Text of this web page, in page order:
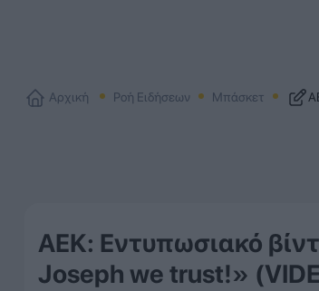
Αρχική Ροή Ειδήσεων Μπάσκετ
ΑΕΚ: Εντυπωσιακό
Joseph we trust!»